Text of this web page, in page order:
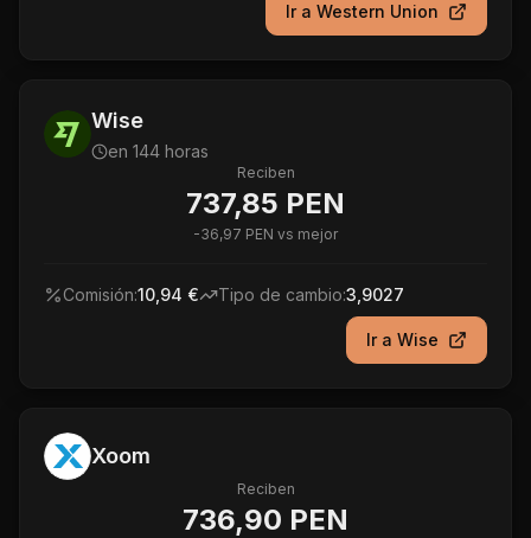
Ir a Western Union
Wise
en 144 horas
Reciben
737,85 PEN
-36,97 PEN vs mejor
Comisión:10,94 € Tipo de cambio:3,9027
Ir a Wise
Xoom
Reciben
736,90 PEN